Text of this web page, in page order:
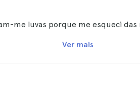
me luvas porque me esqueci das
Ver mais